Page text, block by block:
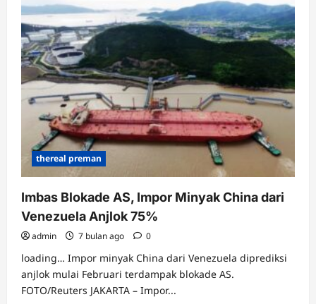
Cukai
Kalbagbar
Gagalkan
Penyelundupan
Ekspor
Rotan
Tujuan
China
thereal preman
Imbas Blokade AS, Impor Minyak China dari
Venezuela Anjlok 75%
admin 7 bulan ago 0
loading… Impor minyak China dari Venezuela diprediksi
anjlok mulai Februari terdampak blokade AS.
FOTO/Reuters JAKARTA – Impor...